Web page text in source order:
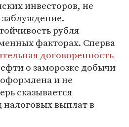
инвесторов, не
рубля
факторах. Сперва
договоренность
о заморозке добычи
и не
сказывается
выплат в